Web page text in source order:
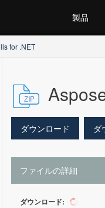
製品
for .NET
ダウンロード ダ
ファイルの詳細
ダウンロード: 11